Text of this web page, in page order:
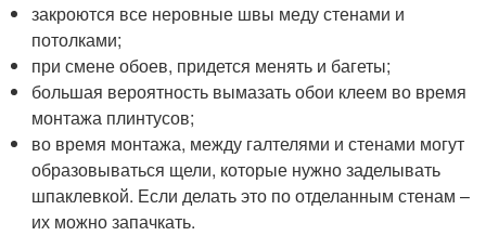
закроются все неровные швы меду стенами и
потолками;
при смене обоев, придется менять и багеты;
большая вероятность вымазать обои клеем во время
монтажа плинтусов;
во время монтажа, между галтелями и стенами могут
образовываться щели, которые нужно заделывать
шпаклевкой. Если делать это по отделанным стенам –
их можно запачкать.